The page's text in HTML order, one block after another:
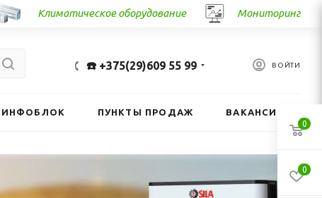
Климатическое оборудование Мониторинг
ВОЙТИ
☎️ +375(29)609 55 99
ИНФОБЛОК ПУНКТЫ ПРОДАЖ ВАКАНСИИ
0
0